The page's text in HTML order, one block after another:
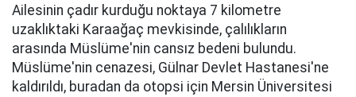
Ailesinin çadır kurduğu noktaya 7 kilometre
uzaklıktaki Karaağaç mevkisinde, çalılıkların
arasında Müslüme'nin cansız bedeni bulundu.
Müslüme'nin cenazesi, Gülnar Devlet Hastanesi'ne
kaldırıldı, buradan da otopsi için Mersin Üniversitesi